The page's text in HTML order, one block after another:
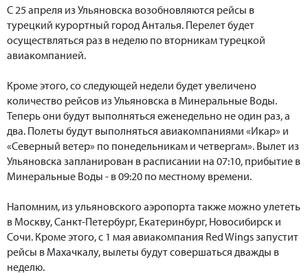
С 25 апреля из Ульяновска возобновляются рейсы в
турецкий курортный город Анталья. Перелет будет
осуществляться раз в неделю по вторникам турецкой
авиакомпанией.
Кроме этого, со следующей недели будет увеличено
количество рейсов из Ульяновска в Минеральные Воды.
Теперь они будут выполняться еженедельно не один раз, а
два. Полеты будут выполняться авиакомпаниями «Икар» и
«Северный ветер» по понедельникам и четвергам». Вылет из
Ульяновска запланирован в расписании на 07:10, прибытие в
Минеральные Воды - в 09:20 по местному времени.
Напомним, из ульяновского аэропорта также можно улететь
в Москву, Санкт-Петербург, Екатеринбург, Новосибирск и
Сочи. Кроме этого, с 1 мая авиакомпания Red Wings запустит
рейсы в Махачкалу, вылеты будут совершаться дважды в
неделю.